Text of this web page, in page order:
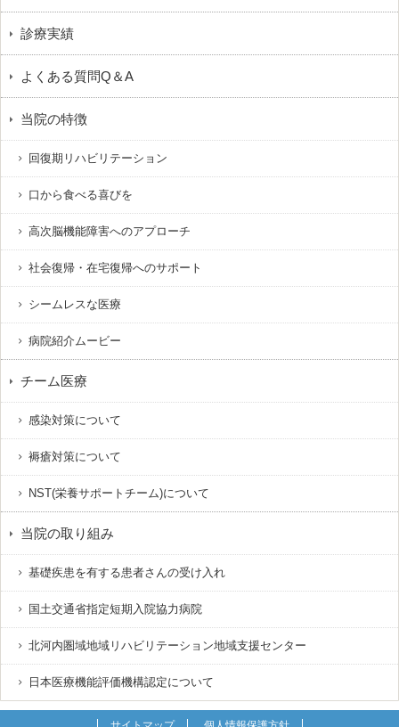
診療実績
よくある質問Q＆A
当院の特徴
回復期リハビリテーション
口から食べる喜びを
高次脳機能障害へのアプローチ
社会復帰・在宅復帰へのサポート
シームレスな医療
病院紹介ムービー
チーム医療
感染対策について
褥瘡対策について
NST(栄養サポートチーム)について
当院の取り組み
基礎疾患を有する患者さんの受け入れ
国土交通省指定短期入院協力病院
北河内圏域地域リハビリテーション地域支援センター
日本医療機能評価機構認定について